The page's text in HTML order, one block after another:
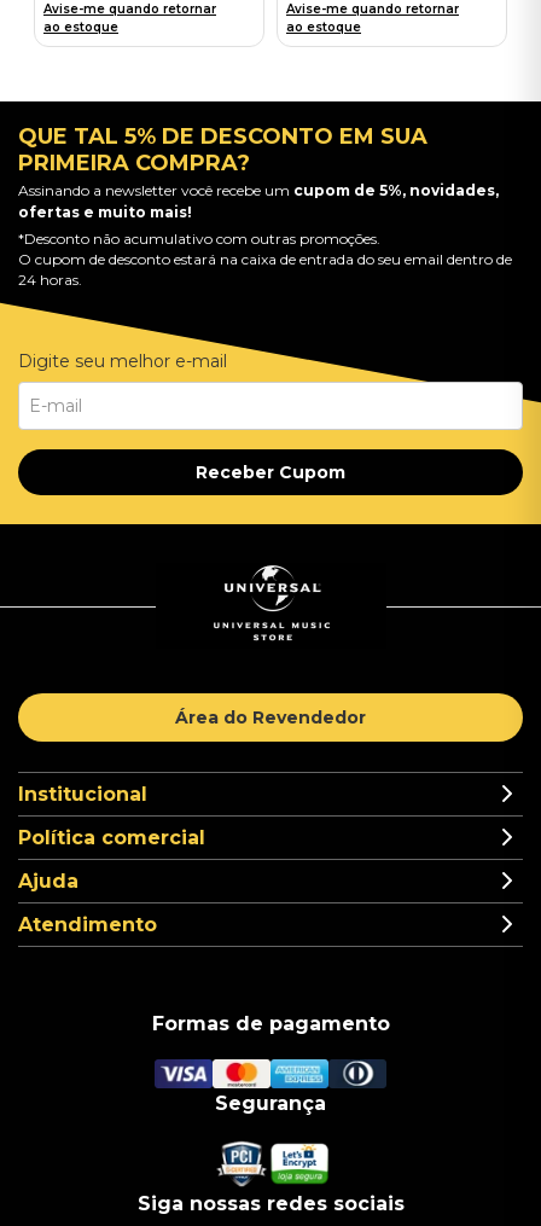
Avise-me quando retornar
ao estoque
Avise-me quando retornar
ao estoque
QUE TAL 5% DE DESCONTO EM SUA
PRIMEIRA COMPRA?
Assinando a newsletter você recebe um cupom de 5%, novidades,
ofertas e muito mais!
*Desconto não acumulativo com outras promoções.
O cupom de desconto estará na caixa de entrada do seu email dentro de
24 horas.
Digite seu melhor e-mail
Receber Cupom
Área do Revendedor
Institucional
Política comercial
Ajuda
Atendimento
Formas de pagamento
Segurança
Siga nossas redes sociais